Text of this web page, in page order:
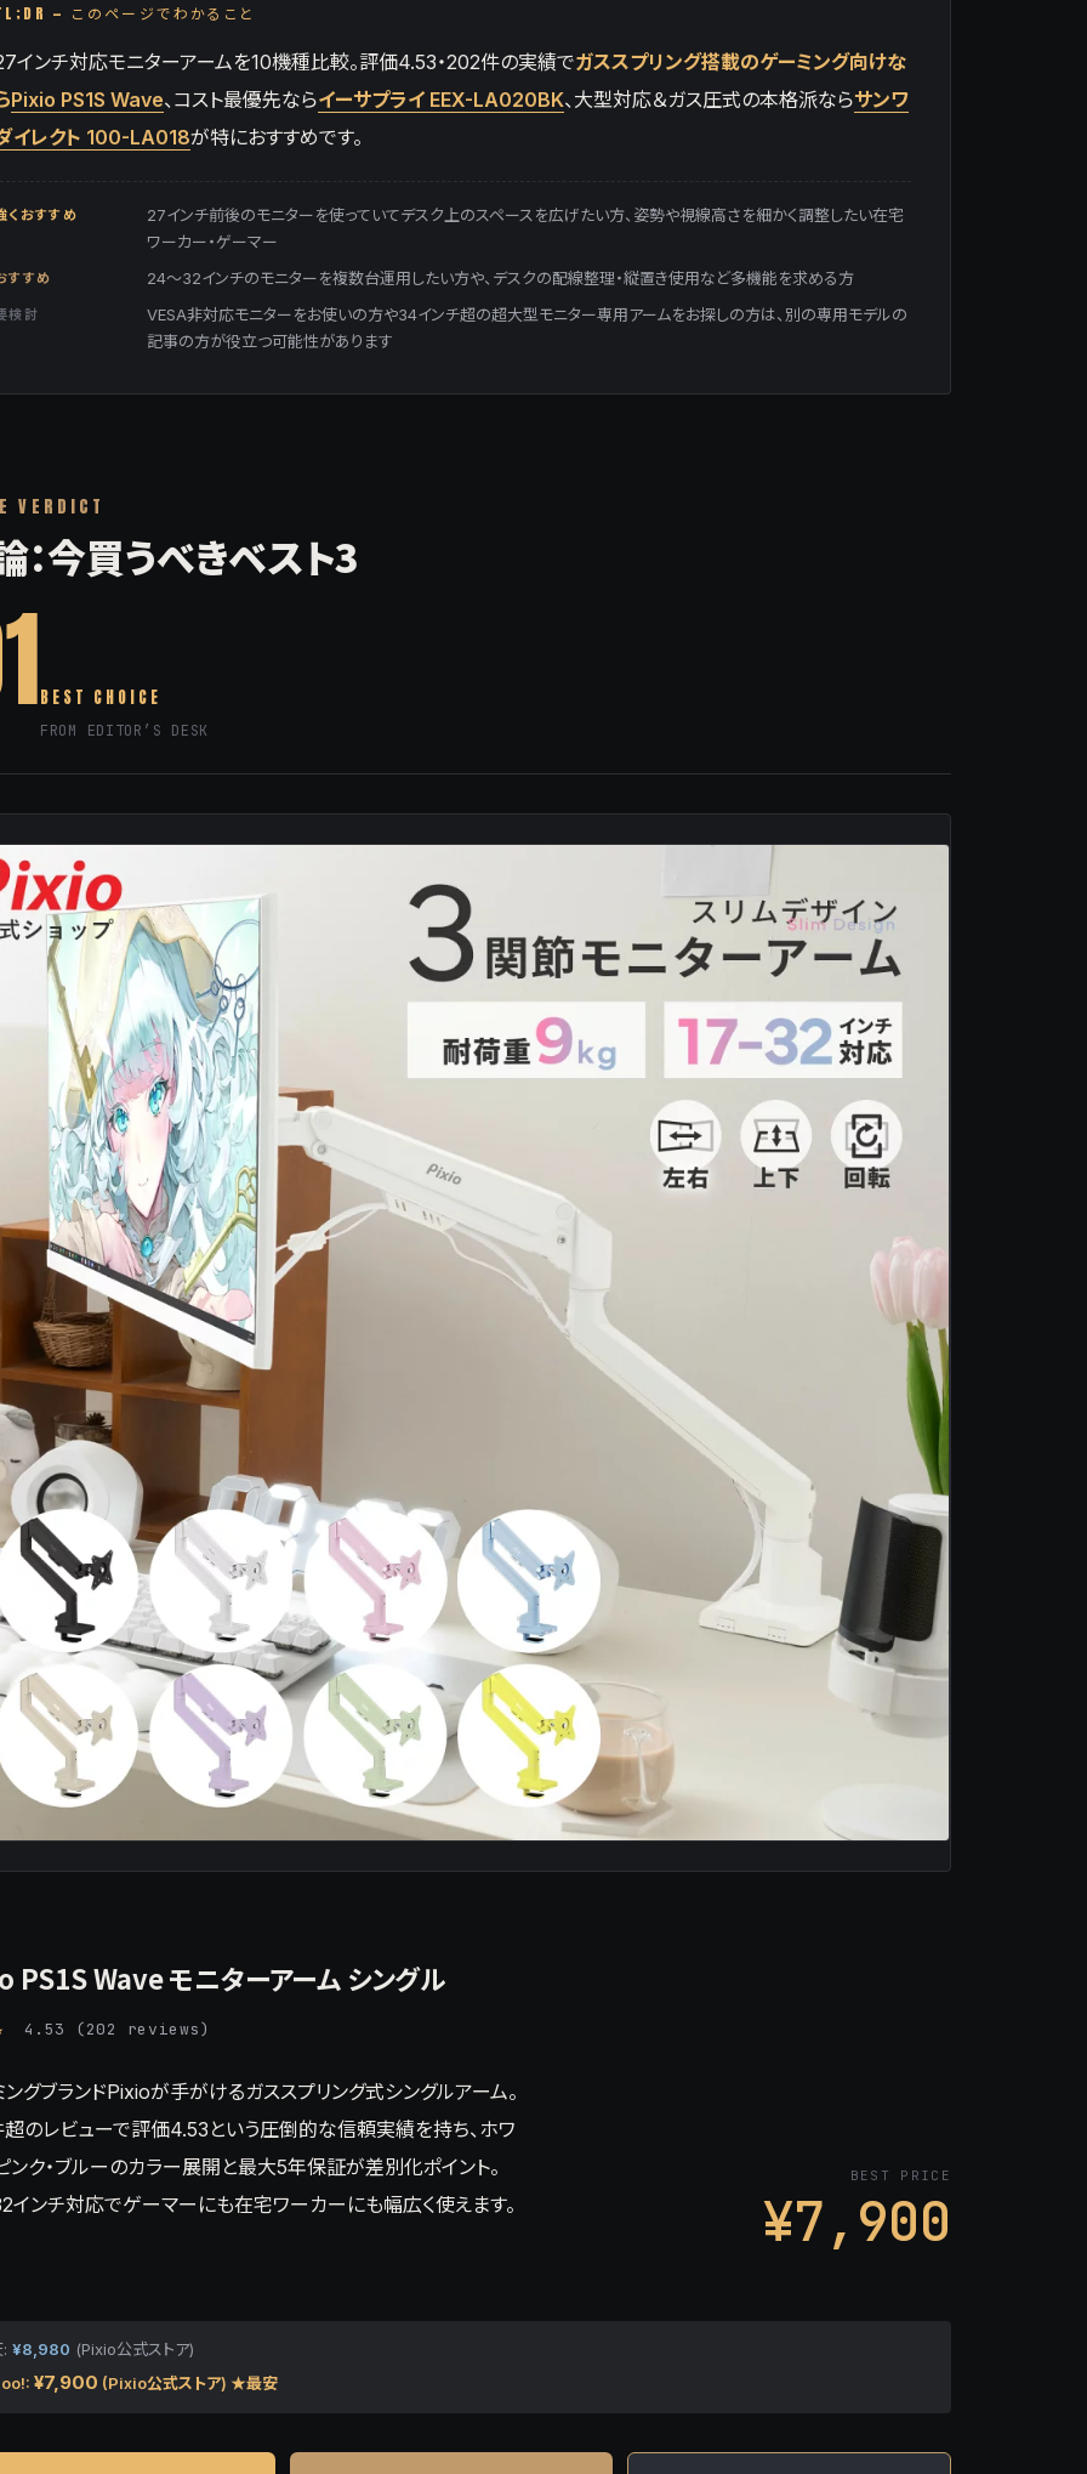
— このページでわかること
インチ対応モニターアームを10機種比較。評価4.53・202件の実績でガススプリング搭載のゲーミング向けな
Pixio PS1S Wave、コスト最優先ならイーサプライ EEX-LA020BK、大型対応＆ガス圧式の本格派ならサンワ
イレクト 100-LA018が特におすすめです。
くおすすめ
27インチ前後のモニターを使っていてデスク上のスペースを広げたい方、姿勢や視線高さを細かく調整したい在宅
ワーカー・ゲーマー
すすめ 24〜32インチのモニターを複数台運用したい方や、デスクの配線整理・縦置き使用など多機能を求める方
検討
VESA非対応モニターをお使いの方や34インチ超の超大型モニター専用アームをお探しの方は、別の専用モデルの
記事の方が役立つ可能性があります
VERDICT
：今買うべきベスト3
BEST CHOICE
FROM EDITOR’S DESK
PS1S Wave モニターアーム シングル
4.53 (202 reviews)
ングブランドPixioが手がけるガススプリング式シングルアーム。
のレビューで評価4.53という圧倒的な信頼実績を持ち、ホワ
ンク・ブルーのカラー展開と最大5年保証が差別化ポイント。
インチ対応でゲーマーにも在宅ワーカーにも幅広く使えます。
BEST PRICE
¥7,900
¥8,980 (Pixio公式ストア)
¥7,900 (Pixio公式ストア) ★最安